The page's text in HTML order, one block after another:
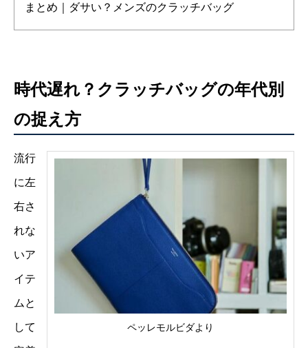
まとめ｜ダサい？メンズのクラッチバッグ
時代遅れ？クラッチバッグの年代別
の捉え方
ペッレモルビダより
流行
に左
右さ
れな
いア
イテ
ムと
して